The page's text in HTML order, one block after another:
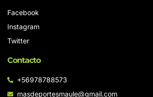
Facebook
Instagram
Twitter
Contacto
+56978788573
masdeportesmaule@gmail.com